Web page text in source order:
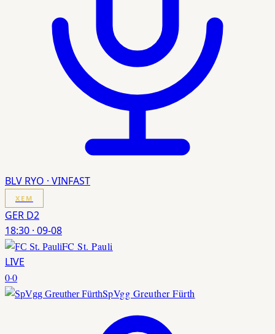
BLV RYO · VINFAST
XEM
GER D2
18:30 · 09-08
FC St. Pauli
LIVE
0·0
SpVgg Greuther Fürth